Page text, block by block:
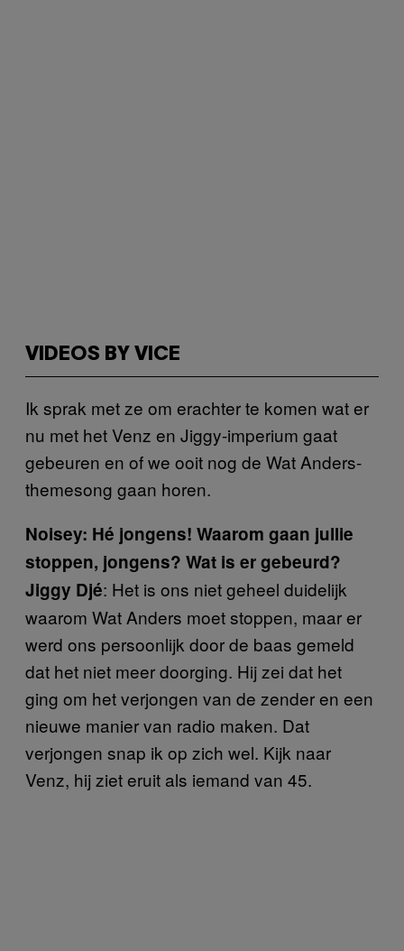
VIDEOS BY VICE
Ik sprak met ze om erachter te komen wat er
nu met het Venz en Jiggy-imperium gaat
gebeuren en of we ooit nog de Wat Anders-
themesong gaan horen.
Noisey: Hé jongens! Waarom gaan jullie
stoppen, jongens? Wat is er gebeurd?
Jiggy Djé: Het is ons niet geheel duidelijk
waarom Wat Anders moet stoppen, maar er
werd ons persoonlijk door de baas gemeld
dat het niet meer doorging. Hij zei dat het
ging om het verjongen van de zender en een
nieuwe manier van radio maken. Dat
verjongen snap ik op zich wel. Kijk naar
Venz, hij ziet eruit als iemand van 45.